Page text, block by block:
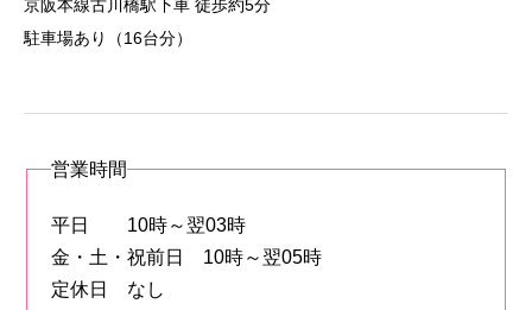
京阪本線古川橋駅下車 徒歩約5分
駐車場あり（16台分）
営業時間
平日 10時～翌03時
金・土・祝前日 10時～翌05時
定休日 なし